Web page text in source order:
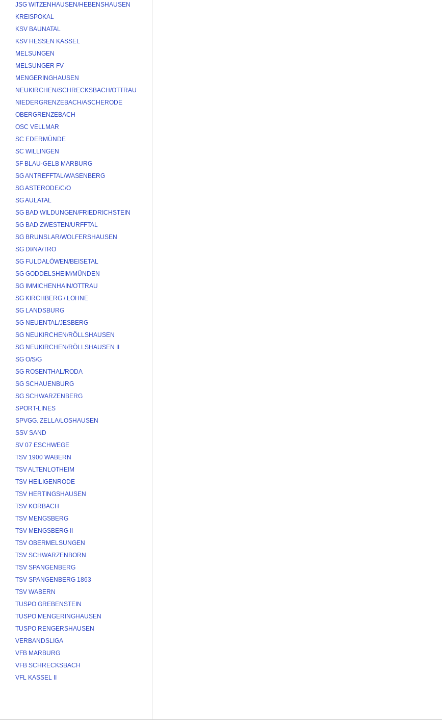
JSG WITZENHAUSEN/HEBENSHAUSEN
KREISPOKAL
KSV BAUNATAL
KSV HESSEN KASSEL
MELSUNGEN
MELSUNGER FV
MENGERINGHAUSEN
NEUKIRCHEN/SCHRECKSBACH/OTTRAU
NIEDERGRENZEBACH/ASCHERODE
OBERGRENZEBACH
OSC VELLMAR
SC EDERMÜNDE
SC WILLINGEN
SF BLAU-GELB MARBURG
SG ANTREFFTAL/WASENBERG
SG ASTERODE/C/O
SG AULATAL
SG BAD WILDUNGEN/FRIEDRICHSTEIN
SG BAD ZWESTEN/URFFTAL
SG BRUNSLAR/WOLFERSHAUSEN
SG DI/NA/TRO
SG FULDALÖWEN/BEISETAL
SG GODDELSHEIM/MÜNDEN
SG IMMICHENHAIN/OTTRAU
SG KIRCHBERG / LOHNE
SG LANDSBURG
SG NEUENTAL/JESBERG
SG NEUKIRCHEN/RÖLLSHAUSEN
SG NEUKIRCHEN/RÖLLSHAUSEN II
SG O/S/G
SG ROSENTHAL/RODA
SG SCHAUENBURG
SG SCHWARZENBERG
SPORT-LINES
SPVGG. ZELLA/LOSHAUSEN
SSV SAND
SV 07 ESCHWEGE
TSV 1900 WABERN
TSV ALTENLOTHEIM
TSV HEILIGENRODE
TSV HERTINGSHAUSEN
TSV KORBACH
TSV MENGSBERG
TSV MENGSBERG II
TSV OBERMELSUNGEN
TSV SCHWARZENBORN
TSV SPANGENBERG
TSV SPANGENBERG 1863
TSV WABERN
TUSPO GREBENSTEIN
TUSPO MENGERINGHAUSEN
TUSPO RENGERSHAUSEN
VERBANDSLIGA
VFB MARBURG
VFB SCHRECKSBACH
VFL KASSEL II